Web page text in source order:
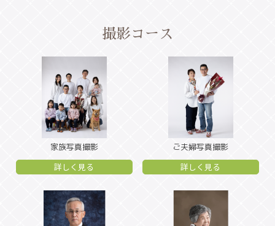
撮影コース
家族写真撮影
詳しく見る
ご夫婦写真撮影
詳しく見る